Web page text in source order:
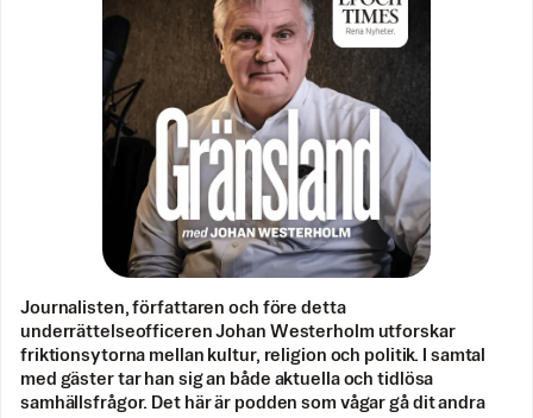
Journalisten, författaren och före detta
underrättelseofficeren Johan Westerholm utforskar
friktionsytorna mellan kultur, religion och politik. I samtal
med gäster tar han sig an både aktuella och tidlösa
samhällsfrågor. Det här är podden som vågar gå dit andra